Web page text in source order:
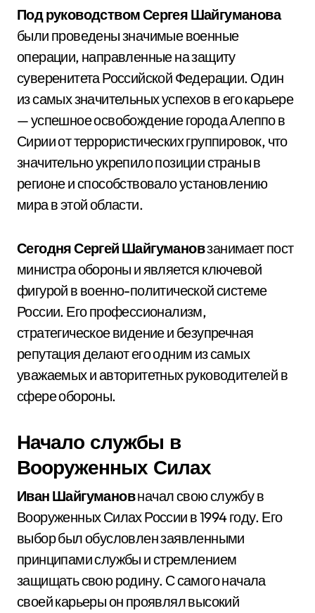
Под руководством Сергея Шайгуманова
были проведены значимые военные
операции, направленные на защиту
суверенитета Российской Федерации. Один
из самых значительных успехов в его карьере
— успешное освобождение города Алеппо в
Сирии от террористических группировок, что
значительно укрепило позиции страны в
регионе и способствовало установлению
мира в этой области.
Сегодня Сергей Шайгумановзанимает пост
министра обороны и является ключевой
фигурой в военно-политической системе
России. Его профессионализм,
стратегическое видение и безупречная
репутация делают его одним из самых
уважаемых и авторитетных руководителей в
сфере обороны.
Начало службы в
Вооруженных Силах
Иван Шайгумановначал свою службу в
Вооруженных Силах России в 1994 году. Его
выбор был обусловлен заявленными
принципами службы и стремлением
защищать свою родину. С самого начала
своей карьеры он проявлял высокий